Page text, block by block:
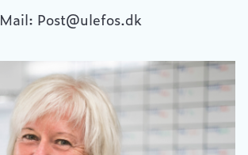
Mail: Post@ulefos.dk